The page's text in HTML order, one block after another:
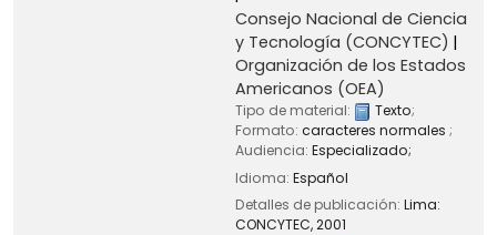
Consejo Nacional de Ciencia
y Tecnología (CONCYTEC)
Organización de los Estados
Americanos (OEA)
Tipo de material: Texto;
Formato: caracteres normales ;
Audiencia: Especializado;
Idioma: Español
Detalles de publicación: Lima:
CONCYTEC,2001